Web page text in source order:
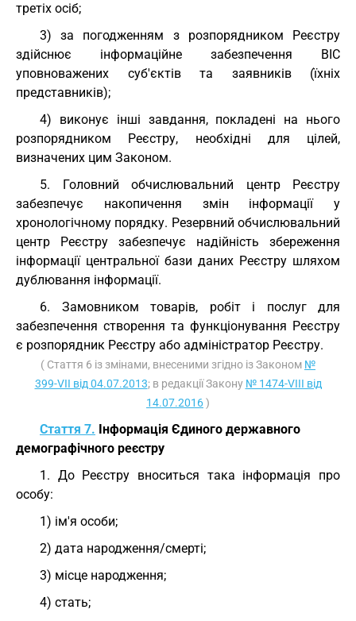
третіх осіб;
3) за погодженням з розпорядником Реєстру
здійснює інформаційне забезпечення ВІС
уповноважених суб'єктів та заявників (їхніх
представників);
4) виконує інші завдання, покладені на нього
розпорядником Реєстру, необхідні для цілей,
визначених цим Законом.
5. Головний обчислювальний центр Реєстру
забезпечує накопичення змін інформації у
хронологічному порядку. Резервний обчислювальний
центр Реєстру забезпечує надійність збереження
інформації центральної бази даних Реєстру шляхом
дублювання інформації.
6. Замовником товарів, робіт і послуг для
забезпечення створення та функціонування Реєстру
є розпорядник Реєстру або адміністратор Реєстру.
( Стаття 6 із змінами, внесеними згідно із Законом №
399-VII від 04.07.2013; в редакції Закону № 1474-VIII від
14.07.2016)
Стаття 7. Інформація Єдиного державного
демографічного реєстру
1. До Реєстру вноситься така інформація про
особу:
1) ім'я особи;
2) дата народження/смерті;
3) місце народження;
4) стать;